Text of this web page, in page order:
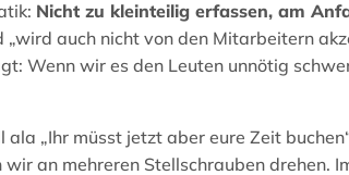
Nicht zu kleinteilig erfassen, am
auch nicht von den Mitarbeitern
Wenn wir es den Leuten unnötig
„Ihr müsst jetzt aber eure Zeit
an mehreren Stellschrauben drehen.